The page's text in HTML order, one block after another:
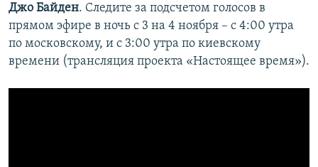
Вернутся
поиску
ИНТЕРАКТИВ
ИНФОГРАФИКА
ТЕЛЕПРОЕКТ КРЫМ.РЕАЛИИ
СОВЕТЫ ПРАВОЗАЩИТНИКОВ
РАДІО СВОБОДА
КАК ОБОЙТИ БЛОКИРОВКУ
Джо Байден. Следите за подсчетом голосов в
прямом эфире в ночь с 3 на 4 ноября – с 4:00 утра
по московскому, и с 3:00 утра по киевскому
времени (трансляция проекта «Настоящее время»).